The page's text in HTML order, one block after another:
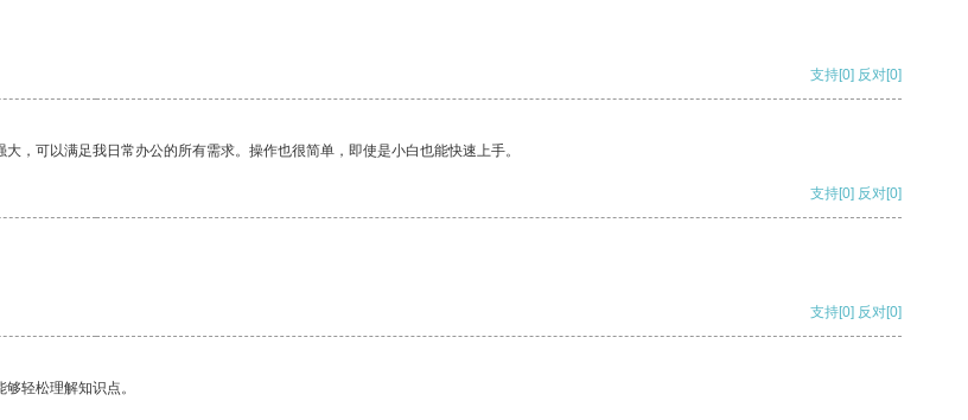
支持[0] 反对[0]
，可以满足我日常办公的所有需求。操作也很简单，即使是小白也能快速上手。
支持[0] 反对[0]
支持[0] 反对[0]
轻松理解知识点。